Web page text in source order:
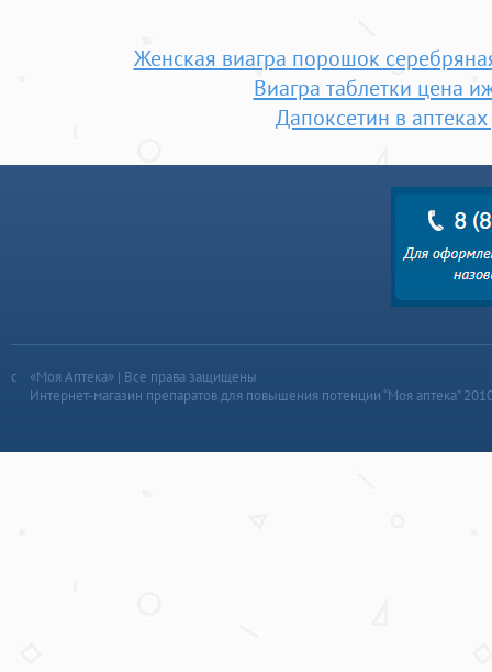
Женская виагра порошок
Виагра таблетки цена
Дапоксетин в
«Моя Аптека» | Все права защищены
Интернет-магазин препаратов для повышения потенции “Моя аптека”